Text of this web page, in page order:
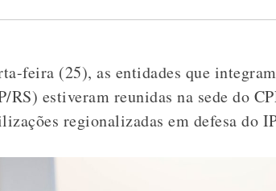
feira (25), as entidades que
RS) estiveram reunidas na sede do
regionalizadas em defesa do